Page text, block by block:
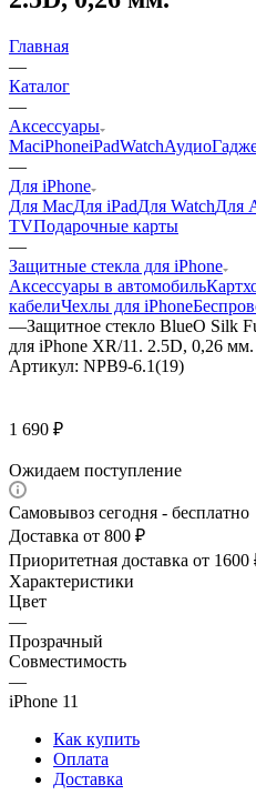
Главная
—
Каталог
—
Аксессуары
MaciPhoneiPadWatchАудио
—
Для iPhone
Для MacДля iPadДля WatchДля
TVПодарочные карты
—
Защитные стекла для iPhone
Аксессуары в автомобиль
кабелиЧехлы для iPhone
—Защитное стекло BlueO Silk
для iPhone XR/11. 2.5D, 0,26 мм.
Артикул: NPB9-6.1(19)
1 690 ₽
Ожидаем поступление
Самовывоз сегодня - бесплатно
Доставка от 800 ₽
Приоритетная доставка от 1600
Характеристики
Цвет
—
Прозрачный
Совместимость
—
iPhone 11
Как купить
Оплата
Доставка